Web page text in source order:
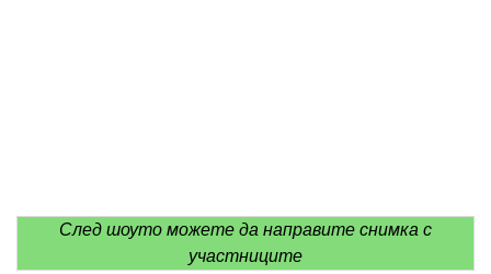
След шоуто можете да направите снимка с
участниците